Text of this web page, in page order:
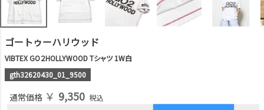
ゴートゥーハリウッド
VIBTEX GO２HOLLYWOOD Tシャツ 1W白
gth32620430_01_9500
通常価格 ￥ 9,350 税込